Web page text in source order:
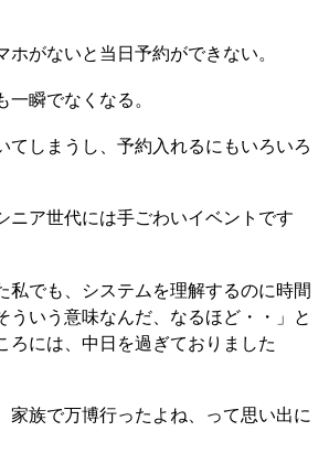
ホがないと当日予約ができない。
一瞬でなくなる。
てしまうし、予約入れるにもいろいろ
ニア世代には手ごわいイベントです
私でも、システムを理解するのに時間
ういう意味なんだ、なるほど・・」と
ろには、中日を過ぎておりました
家族で万博行ったよね、って思い出に